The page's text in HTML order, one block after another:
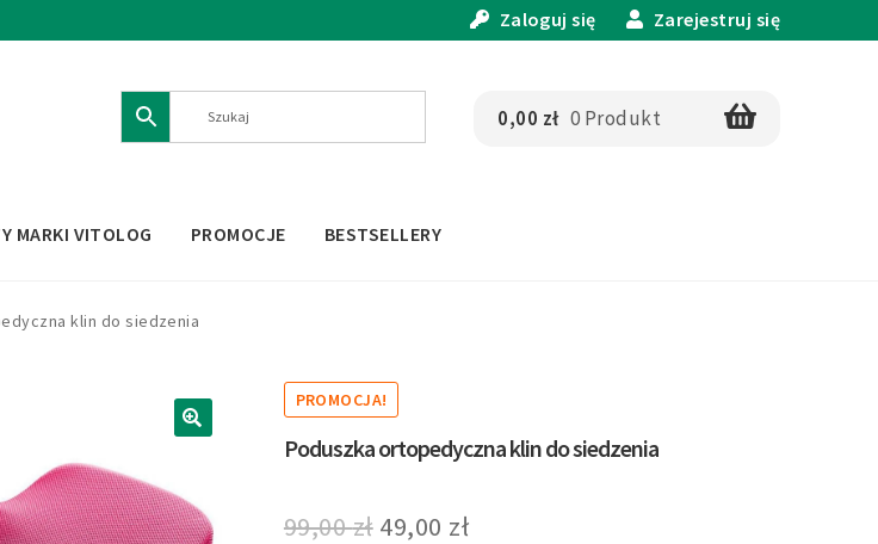
Zaloguj się Zarejestruj się
0,00 zł 0 Produkt
MARKI VITOLOG PROMOCJE BESTSELLERY
klin do siedzenia
PROMOCJA!
Poduszka ortopedyczna klin do siedzenia
99,00zł Pierwotna
49,00 złAktualna